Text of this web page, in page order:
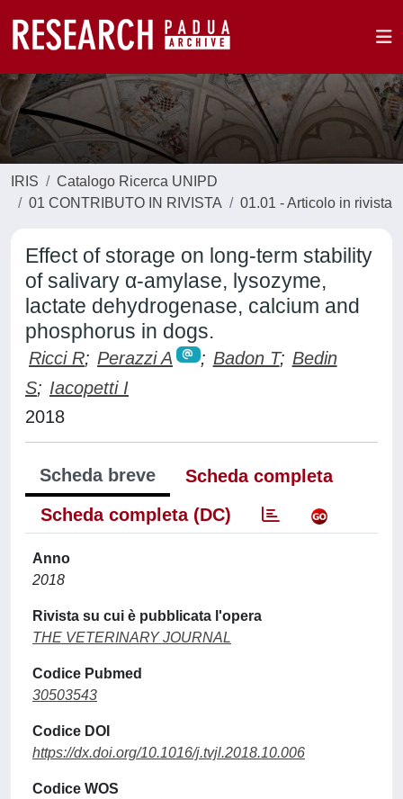
IRIS
Catalogo Ricerca UNIPD
01 CONTRIBUTO IN RIVISTA
01.01 - Articolo in rivista
Effect of storage on long-term stability
of salivary α-amylase, lysozyme,
lactate dehydrogenase, calcium and
phosphorus in dogs.
Ricci R; Perazzi A ; Badon T; Bedin
S; Iacopetti I
2018
Scheda breve
Scheda completa
Scheda completa (DC)
Anno
2018
Rivista su cui è pubblicata l'opera
THE VETERINARY JOURNAL
Codice Pubmed
30503543
Codice DOI
https://dx.doi.org/10.1016/j.tvjl.2018.10.006
Codice WOS